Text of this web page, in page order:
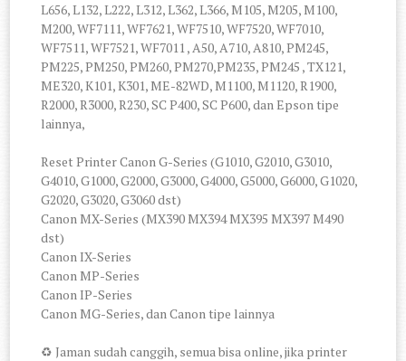
L656, L132, L222, L312, L362, L366, M105, M205, M100,
M200, WF7111, WF7621, WF7510, WF7520, WF7010,
WF7511, WF7521, WF7011 , A50, A710, A810, PM245,
PM225, PM250, PM260, PM270,PM235, PM245 , TX121,
ME320, K101, K301, ME-82WD, M1100, M1120, R1900,
R2000, R3000, R230, SC P400, SC P600, dan Epson tipe
lainnya,
Reset Printer Canon G-Series (G1010, G2010, G3010,
G4010, G1000, G2000, G3000, G4000, G5000, G6000, G1020,
G2020, G3020, G3060 dst)
Canon MX-Series (MX390 MX394 MX395 MX397 M490
dst)
Canon IX-Series
Canon MP-Series
Canon IP-Series
Canon MG-Series, dan Canon tipe lainnya
♻️ Jaman sudah canggih, semua bisa online, jika printer